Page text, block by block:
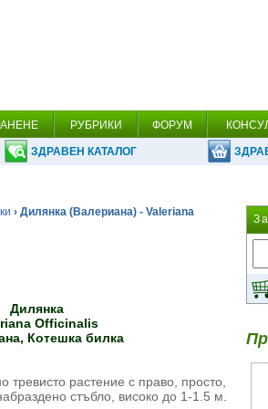
РУБРИКИ ФОРУМ
ЗДРАВЕН КАТАЛОГ
› Дилянка (Валериана) - Valeriana
Дилянка
Officinalis
Котешка билка
тревисто растение с право, просто,
стъбло, високо до 1-1.5 м.